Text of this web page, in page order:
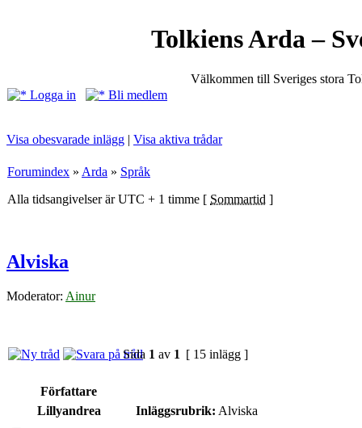
Tolkiens Arda –
Välkommen till Sveriges stora
Logga in
Bli medlem
Visa obesvarade inlägg | Visa aktiva trådar
Forumindex » Arda » Språk
Alla tidsangivelser är UTC + 1 timme [ Sommartid ]
Alviska
Moderator: Ainur
Sida 1 av 1 [ 15 inlägg ]
Författare
Lillyandrea
Inläggsrubrik: Alviska